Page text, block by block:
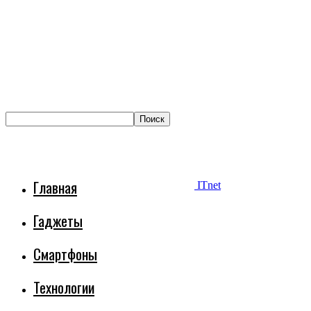
ITnet
Главная
Гаджеты
Смартфоны
Технологии